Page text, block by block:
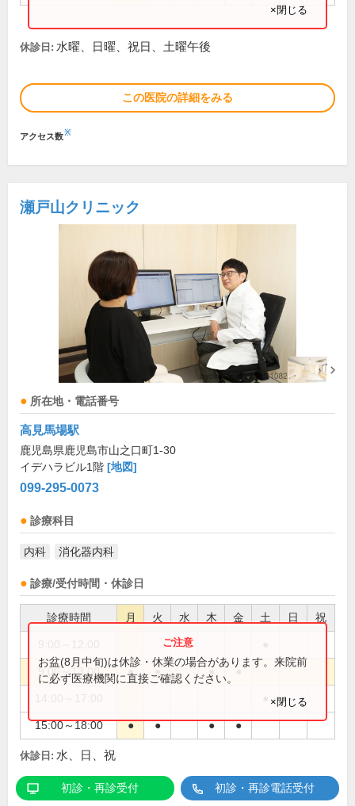
×閉じる
休診日: 水曜、日曜、祝日、土曜午後
この医院の詳細をみる
アクセス数※
瀬戸山クリニック
所在地・電話番号
高見馬場駅
鹿児島県鹿児島市山之口町1-30
イデハラビル1階 [地図]
099-295-0073
診療科目
内科 消化器内科
診療/受付時間・休診日
診療時間 月 火 水 木 金 土 日 祝
9:00～13:00 ● ● ● ●
15:00～18:00 ● ● ● ●
お盆(8月中旬)は休診・休業の場合があります。来院前
に必ず医療機関に直接ご確認ください。
×閉じる
休診日: 水、日、祝
初診・再診受付 初診・再診電話受付